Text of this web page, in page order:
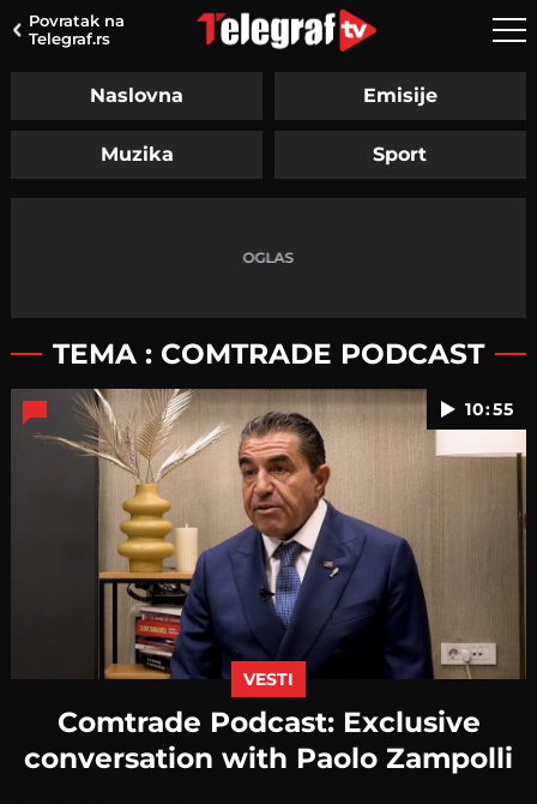
Povratak na
Telegraf.rs
Naslovna Emisije
Muzika Sport
TEMA : COMTRADE PODCAST
10:55
VESTI
Comtrade Podcast: Exclusive
conversation with Paolo Zampolli